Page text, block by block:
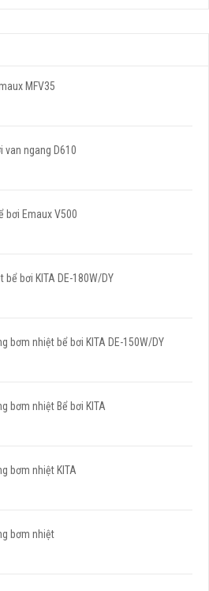
MFV35
van ngang D610
bơi Emaux V500
bể bơi KITA DE-180W/DY
bơm nhiệt bể bơi KITA DE-150W/DY
bơm nhiệt Bể bơi KITA
bơm nhiệt KITA
bơm nhiệt